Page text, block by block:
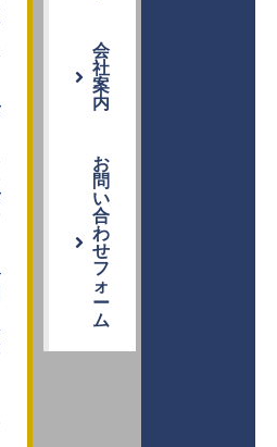
会
社
案
内
お
問
い
合
わ
せ
フ
ォ
ー
ム